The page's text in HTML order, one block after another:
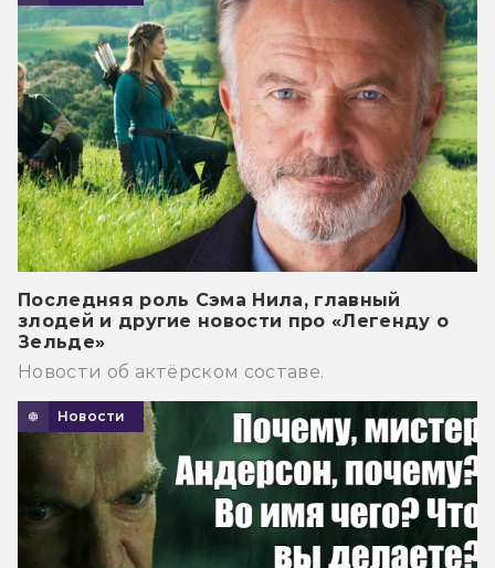
Последняя роль Сэма Нила, главный
злодей и другие новости про «Легенду о
Зельде»
Новости об актёрском составе.
Новости